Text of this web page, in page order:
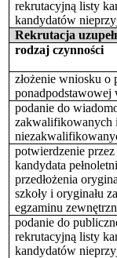
rekrutacyjną listy
kandydatów
Rekrutacja
rodzaj czynności
złożenie wniosku o
ponadpodstawowej
podanie do
zakwalifikowanych
potwierdzenie
kandydata
przedłożenia
szkoły i oryginału
egzaminu
podanie do
rekrutacyjną listy
kandydatów